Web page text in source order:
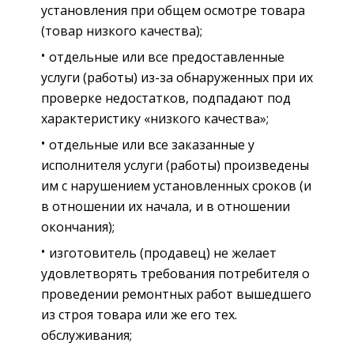
установления при общем осмотре товара
(товар низкого качества);
отдельные или все предоставленные
услуги (работы) из-за обнаруженных при их
проверке недостатков, подпадают под
характеристику «низкого качества»;
отдельные или все заказанные у
исполнителя услуги (работы) произведены
им с нарушением установленных сроков (и
в отношении их начала, и в отношении
окончания);
изготовитель (продавец) не желает
удовлетворять требования потребителя о
проведении ремонтных работ вышедшего
из строя товара или же его тех.
обслуживания;